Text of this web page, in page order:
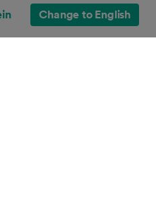
Change to English